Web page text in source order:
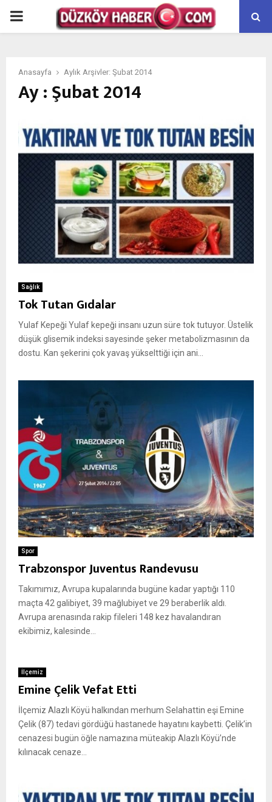
PRIMARY
Anasayfa Aylık Arşivler: Şubat 2014
Ay : Şubat 2014
Sağlık
Tok Tutan Gıdalar
Yulaf Kepeği Yulaf kepeği insanı uzun süre tok tutuyor. Üstelik
düşük glisemik indeksi sayesinde şeker metabolizmasının da
dostu. Kan şekerini çok yavaş yükselttiği için ani...
Spor
Trabzonspor Juventus Randevusu
Takımımız, Avrupa kupalarında bugüne kadar yaptığı 110
maçta 42 galibiyet, 39 mağlubiyet ve 29 beraberlik aldı.
Avrupa arenasında rakip fileleri 148 kez havalandıran
ekibimiz, kalesinde...
İlçemiz
Emine Çelik Vefat Etti
İlçemiz Alazlı Köyü halkından merhum Selahattin eşi Emine
Çelik (87) tedavi gördüğü hastanede hayatını kaybetti. Çelik’in
cenazesi bugün öğle namazına müteakip Alazlı Köyü’nde
kılınacak cenaze...